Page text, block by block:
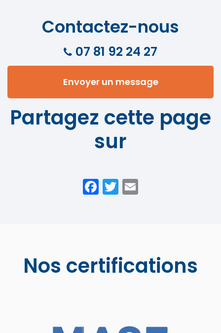
Contactez-nous
07 81 92 24 27
Envoyer un message
Partagez cette page
sur
Facebook
Twitter
Nos certifications